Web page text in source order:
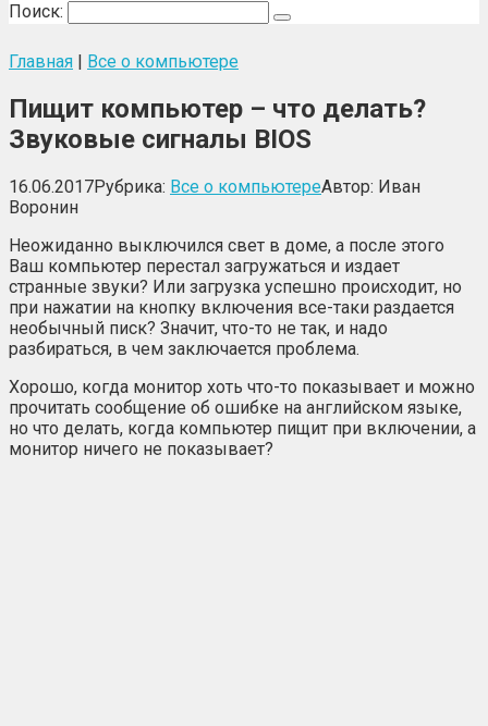
Поиск:
Главная | Все о компьютере
Пищит компьютер – что делать?
Звуковые сигналы BIOS
16.06.2017Рубрика: Все о компьютереАвтор: Иван
Воронин
Неожиданно выключился свет в доме, а после этого
Ваш компьютер перестал загружаться и издает
странные звуки? Или загрузка успешно происходит, но
при нажатии на кнопку включения все-таки раздается
необычный писк? Значит, что-то не так, и надо
разбираться, в чем заключается проблема.
Хорошо, когда монитор хоть что-то показывает и можно
прочитать сообщение об ошибке на английском языке,
но что делать, когда компьютер пищит при включении, а
монитор ничего не показывает?